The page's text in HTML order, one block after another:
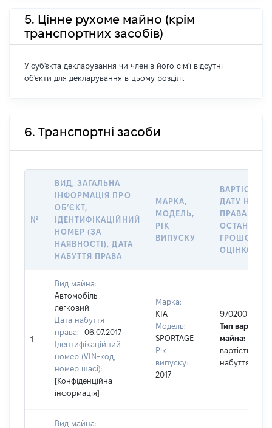
5. Цінне рухоме майно (крім
транспортних засобів)
У суб'єкта декларування чи членів його сім'ї відсутні
об'єкти для декларування в цьому розділі.
6. Транспортні засоби
№
ВИД, ЗАГАЛЬНА
ІНФОРМАЦІЯ ПРО
ОБʼЄКТ,
ІДЕНТИФІКАЦІЙНИЙ
НОМЕР (ЗА
НАЯВНОСТІ), ДАТА
НАБУТТЯ ПРАВА
МАРКА,
МОДЕЛЬ,
РІК
ВИПУСКУ
ВАРТІСТЬ
ДАТУ
ПРАВА АБО
ГРОШОВОЮ
ОЦІНКОЮ,
1
Вид майна:
Автомобіль
легковий
Дата набуття
права:
06.07.2017
Ідентифікаційний
номер (VIN-код,
номер шасі):
[Конфіденційна
інформація]
Марка:
KIA
Модель:
SPORTAGE
Рік
випуску:
2017
970200
Тип вартості
майна:
вартість на
набуття
Вид майна: